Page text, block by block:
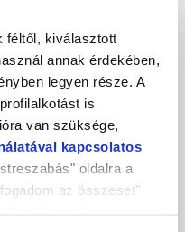
féltől, kiválasztott
annak érdekében,
legyen része. A
is
van szüksége,
kapcsolatos
oldalra a
az összeset"